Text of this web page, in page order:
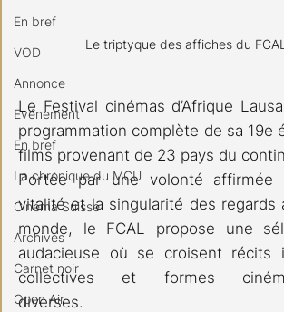
En bref
VOD
Annonce
Evénement
En bref
La chronique du MCU
Cinéma Suisse
Archives
Carnet noir
Open Air
Le triptyque des affiches du
Le Festival cinémas d’Afrique
programmation complète de sa 19e
films provenant de 23 pays du
Portée par une volonté
vitalité et la singularité des regards
monde, le FCAL propose une
audacieuse où se croisent récits
collectives et formes
diverses.